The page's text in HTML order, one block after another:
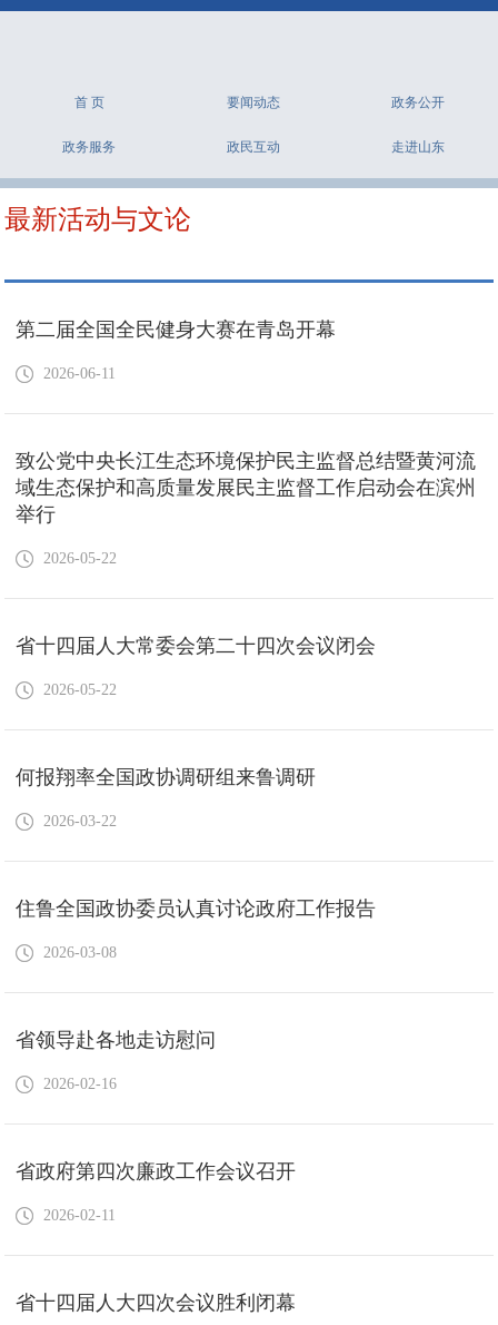
首 页 要闻动态 政务公开
政务服务 政民互动 走进山东
最新活动与文论
第二届全国全民健身大赛在青岛开幕
2026-06-11
致公党中央长江生态环境保护民主监督总结暨黄河流
域生态保护和高质量发展民主监督工作启动会在滨州
举行
2026-05-22
省十四届人大常委会第二十四次会议闭会
2026-05-22
何报翔率全国政协调研组来鲁调研
2026-03-22
住鲁全国政协委员认真讨论政府工作报告
2026-03-08
省领导赴各地走访慰问
2026-02-16
省政府第四次廉政工作会议召开
2026-02-11
省十四届人大四次会议胜利闭幕